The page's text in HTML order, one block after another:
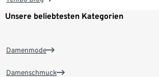
Unsere beliebtesten Kategorien
Damenmode
Damenschmuck